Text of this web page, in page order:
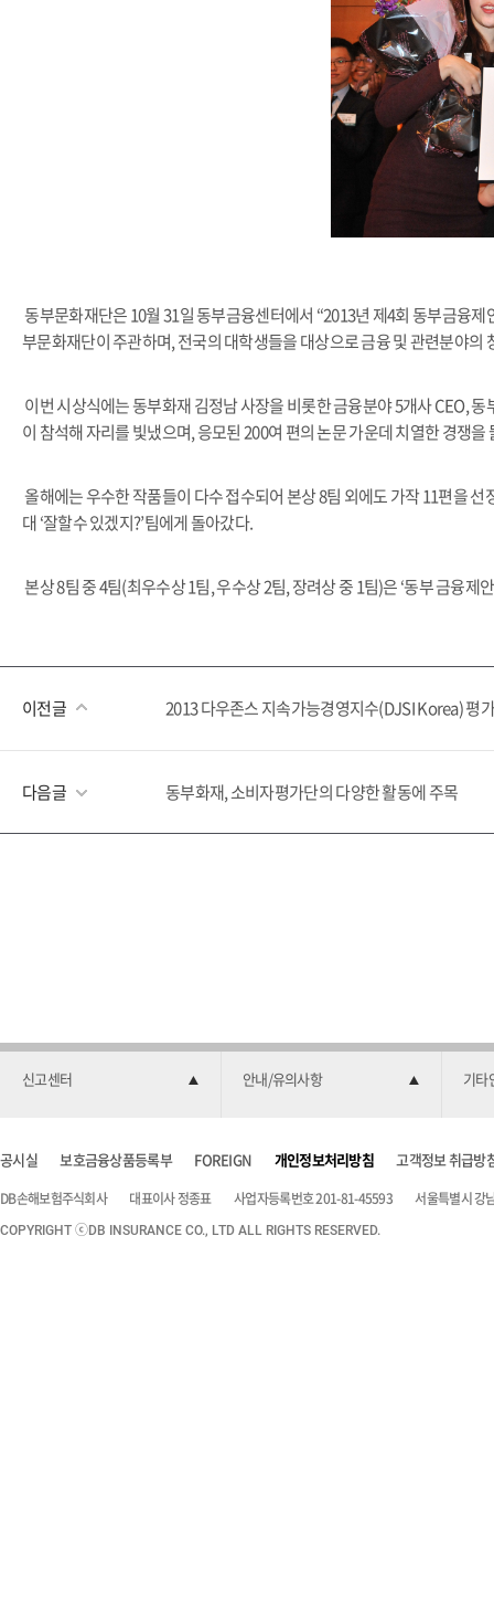
동부문화재단은 10월 31일 동부금융센터에서 “2013년 제4회 동부금융
부문화재단이 주관하며, 전국의 대학생들을 대상으로 금융 및 관련분야
이번 시상식에는 동부화재 김정남 사장을 비롯한 금융분야 5개사 CEO,
이 참석해 자리를 빛냈으며, 응모된 200여 편의 논문 가운데 치열한 경쟁
올해에는 우수한 작품들이 다수 접수되어 본상 8팀 외에도 가작 11편을
대 ‘잘할수 있겠지?’팀에게 돌아갔다.
본상 8팀 중 4팀(최우수상 1팀, 우수상 2팀, 장려상 중 1팀)은 ‘동부 금융
이전글 2013 다우존스 지속가능경영지수(DJSI Korea) 평
다음글 동부화재, 소비자평가단의 다양한 활동에 주목
신고센터 안내/유의사항 기타
공시실 보호금융상품등록부 FOREIGN 개인정보처리방침 고객정보 취급방
DB손해보험주식회사 대표이사 정종표 사업자등록번호 201-81-45593 서울특별시 강
COPYRIGHT ⓒDB INSURANCE CO., LTD ALL RIGHTS RESERVED.